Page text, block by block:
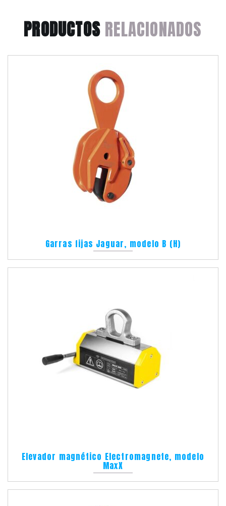
PRODUCTOS RELACIONADOS
Garras fijas Jaguar, modelo B (H)
Elevador magnético Electromagnete, modelo
MaxX